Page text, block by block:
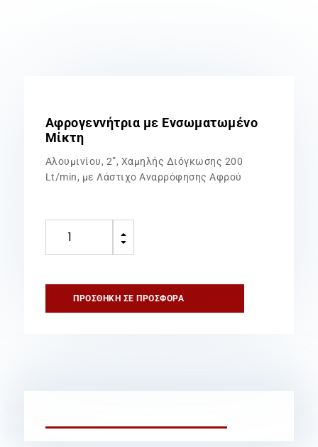
Αφρογεννήτρια με Ενσωματωμένο
Μίκτη
Αλουμινίου, 2”, Χαμηλής Διόγκωσης 200
Lt/min, με Λάστιχο Αναρρόφησης Αφρού
B
C
ΠΡΟΣΘΉΚΗ ΣΕ ΠΡΟΣΦΟΡΆ